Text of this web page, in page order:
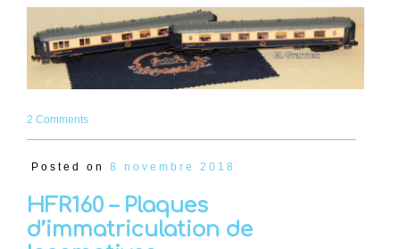
2 Comments
Posted on 8 novembre 2018
HFR160 – Plaques
d’immatriculation de